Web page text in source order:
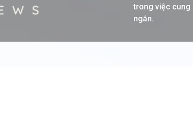
trong việc cung
ngắn.